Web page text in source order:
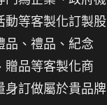
動等客製化訂製股
品、禮品、紀念
贈品等客製化商
身訂做屬於貴品牌